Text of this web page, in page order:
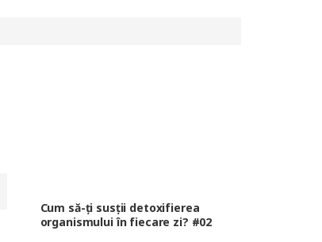
Cum să-ți susții detoxifierea
organismului în fiecare zi? #02